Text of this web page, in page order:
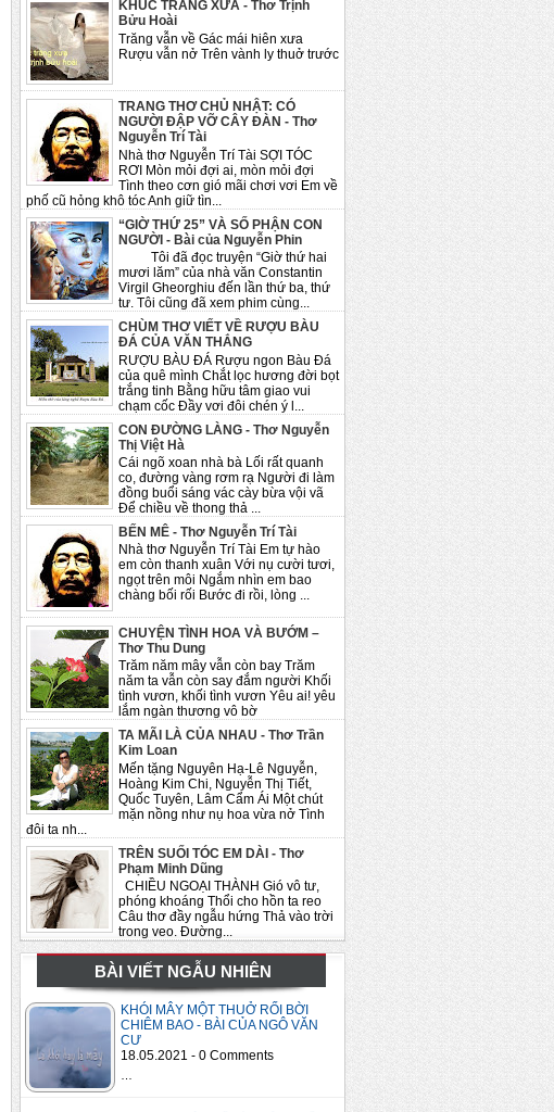
KHÚC TRĂNG XƯA - Thơ Trịnh
Bửu Hoài
Trăng vẫn về Gác mái hiên xưa
Rượu vẫn nở Trên vành ly thuở trước
TRANG THƠ CHỦ NHẬT: CÓ
NGƯỜI ĐẬP VỠ CÂY ĐÀN - Thơ
Nguyễn Trí Tài
Nhà thơ Nguyễn Trí Tài SỢI TÓC
RƠI Mòn mỏi đợi ai, mòn mỏi đợi
Tình theo cơn gió mãi chơi vơi Em về
phố cũ hỏng khô tóc Anh giữ tìn...
“GIỜ THỨ 25” VÀ SỐ PHẬN CON
NGƯỜI - Bài của Nguyễn Phin
Tôi đã đọc truyện “Giờ thứ hai
mươi lăm” của nhà văn Constantin
Virgil Gheorghiu đến lần thứ ba, thứ
tư. Tôi cũng đã xem phim cùng...
CHÙM THƠ VIẾT VỀ RƯỢU BÀU
ĐÁ CỦA VĂN THẮNG
RƯỢU BÀU ĐÁ Rượu ngon Bàu Đá
của quê mình Chắt lọc hương đời bọt
trắng tinh Bằng hữu tâm giao vui
chạm cốc Đầy vơi đôi chén ý l...
CON ĐƯỜNG LÀNG - Thơ Nguyễn
Thị Việt Hà
Cái ngõ xoan nhà bà Lối rất quanh
co, đường vàng rơm rạ Người đi làm
đồng buổi sáng vác cày bừa vội vã
Để chiều về thong thả ...
BẾN MÊ - Thơ Nguyễn Trí Tài
Nhà thơ Nguyễn Trí Tài Em tự hào
em còn thanh xuân Với nụ cười tươi,
ngọt trên môi Ngắm nhìn em bao
chàng bối rối Bước đi rồi, lòng ...
CHUYỆN TÌNH HOA VÀ BƯỚM –
Thơ Thu Dung
Trăm năm mây vẫn còn bay Trăm
năm ta vẫn còn say đắm người Khối
tình vươn, khối tình vươn Yêu ai! yêu
lắm ngàn thương vô bờ
TA MÃI LÀ CỦA NHAU - Thơ Trần
Kim Loan
Mến tặng Nguyên Hạ-Lê Nguyễn,
Hoàng Kim Chi, Nguyễn Thị Tiết,
Quốc Tuyên, Lâm Cẩm Ái Một chút
mặn nồng như nụ hoa vừa nở Tình
đôi ta nh...
TRÊN SUỐI TÓC EM DÀI - Thơ
Phạm Minh Dũng
CHIỀU NGOẠI THÀNH Gió vô tư,
phóng khoáng Thổi cho hồn ta reo
Câu thơ đầy ngẫu hứng Thả vào trời
trong veo. Đường...
BÀI VIẾT NGẪU NHIÊN
KHÓI MÂY MỘT THUỞ RỐI BỜI
CHIÊM BAO - BÀI CỦA NGÔ VĂN
CƯ
18.05.2021 - 0 Comments